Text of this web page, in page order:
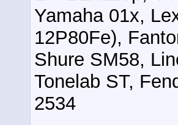
Yamaha 01x,
12P80Fe),
Shure SM58,
Tonelab ST,
2534